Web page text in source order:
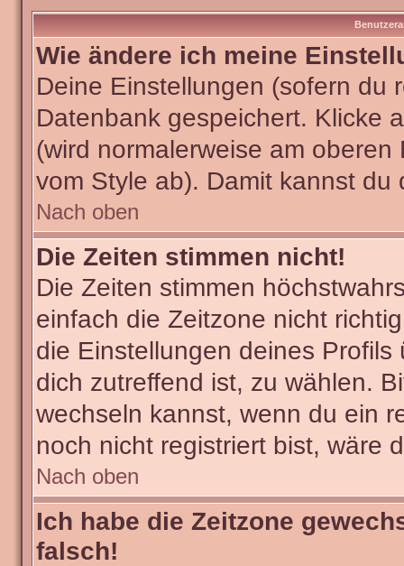
Wie ändere ich meine
Deine Einstellungen (sofern du
Datenbank gespeichert. Klicke
(wird normalerweise am
vom Style ab). Damit kannst
Nach oben
Die Zeiten stimmen nicht!
Die Zeiten stimmen
einfach die Zeitzone nicht
die Einstellungen deines
dich zutreffend ist, zu wählen.
wechseln kannst, wenn du ein
noch nicht registriert bist, wäre
Nach oben
Ich habe die Zeitzone
falsch!